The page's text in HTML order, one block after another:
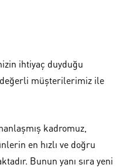
ihtiyaç duyduğu
müşterilerimiz ile
kadromuz,
en hızlı ve doğru
Bunun yanı sıra yeni